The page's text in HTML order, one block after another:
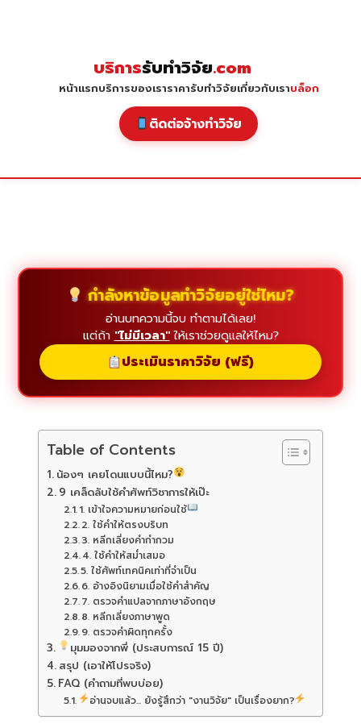
บริการรับทำวิจัย.com
หน้าแรกบริการของเราราคารับทำวิจัยเกี่ยวกับเราบล็อก
ติดต่อจ้างทำวิจัย
กำลังหาข้อมูลทำวิจัยอยู่ใช่ไหม?
อ่านบทความนี้จบ ทำตามได้เลย!
แต่ถ้า "ไม่มีเวลา"ให้เราช่วยดูแลให้ไหม?
ประเมินราคาวิจัย (ฟรี)
Table of Contents
น้องๆ เคยโดนแบบนี้ไหม?
9 เคล็ดลับใช้คำศัพท์วิชาการให้เป๊ะ
1. เข้าใจความหมายก่อนใช้
2. ใช้คำให้ตรงบริบท
3. หลีกเลี่ยงคำกำกวม
4. ใช้คำให้สม่ำเสมอ
5. ใช้ศัพท์เทคนิคเท่าที่จำเป็น
6. อ้างอิงนิยามเมื่อใช้คำสำคัญ
7. ตรวจคำแปลจากภาษาอังกฤษ
8. หลีกเลี่ยงภาษาพูด
9. ตรวจคำผิดทุกครั้ง
มุมมองจากพี่ (ประสบการณ์ 15 ปี)
สรุป (เอาให้โปรจริง)
FAQ (คำถามที่พบบ่อย)
อ่านจบแล้ว... ยังรู้สึกว่า "งานวิจัย" เป็นเรื่องยาก?